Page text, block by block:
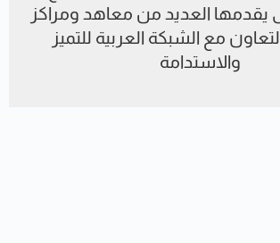
يقدمها العديد من معاهد ومراكز
مع الشبكة العربية للتميز
والاستدامة